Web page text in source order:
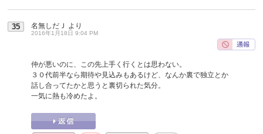
35 名無しだＪ より
2016年1月18日 9:04 PM
仲が悪いのに、この先上手く行くとは思わない。
３０代前半なら期待や見込みもあるけど、なんか裏で独立とか
話し合ってたかと思うと裏切られた気分。
一気に熱も冷めたよ。